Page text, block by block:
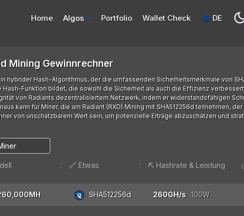
Home Algos Portfolio Wallet Check DE
Mining Gewinnrechner
hybrider Hash-Algorithmus, der die umfassenden Sicherheitsmerkmale von
Funktion bildet, die sowohl die Sicherheit als auch die Effizienz
von Radiants dezentralisiertem Netzwerk, indem er widerstandsfähigen
kann für Miner, die am Radiant (RXD) Mining mit SHA512256d teilnehmen,
von unschätzbarem Wert sein, um potenzielle Erträge abzuschätzen und
🔗 Etwas ⛏️ Hashrate & Leistung
SHA512256d